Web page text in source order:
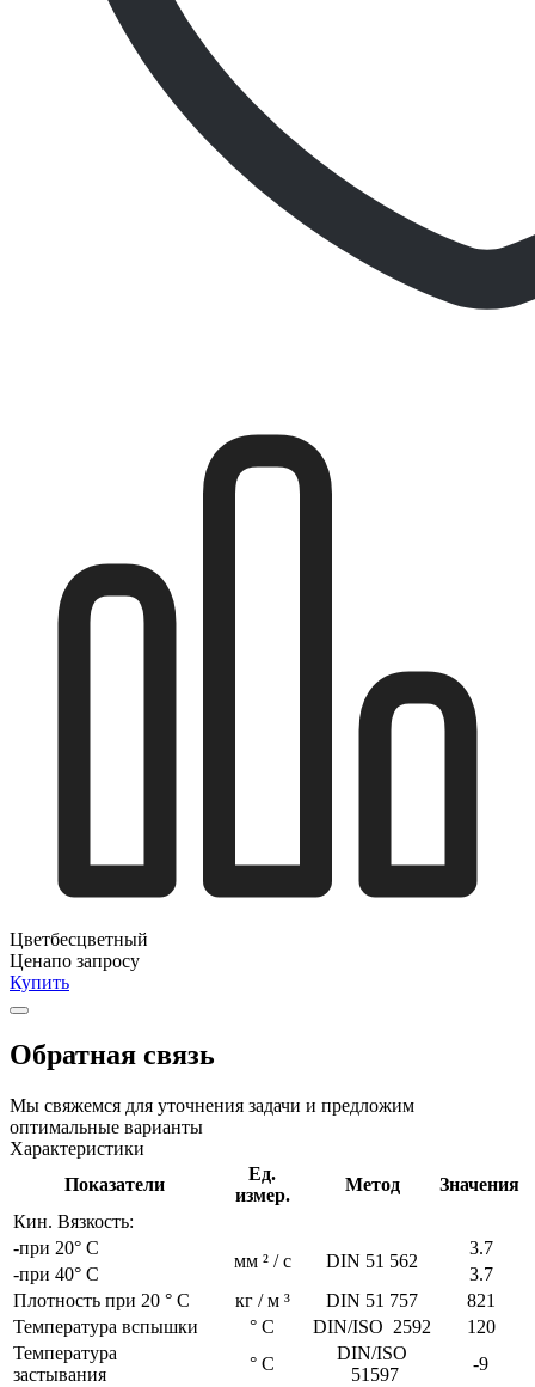
Цветбесцветный
Ценапо запросу
Купить
Обратная связь
Мы свяжемся для уточнения задачи и предложим
оптимальные варианты
Характеристики
Показатели
Ед.
измер.
Метод
Значения
Кин. Вязкость:
-при 20° С
мм ² / с DIN 51 562
3.7
-при 40° С
3.7
Плотность при 20 ° C
кг / м ³ DIN 51 757
821
Температура вспышки
° С DIN/ISO 2592
120
Температура
застывания
° С
DIN/ISO
51597
-9